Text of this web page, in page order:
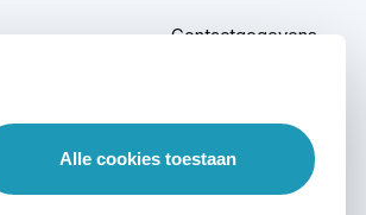
Alle cookies toestaan
Contactgegevens
KommaGo duurzaam
Werken bij KommaGo